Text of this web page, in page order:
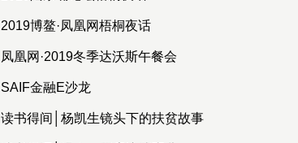
2019博鳌·凤凰网梧桐夜话
凤凰网·2019冬季达沃斯午餐会
SAIF金融E沙龙
读书得间│杨凯生镜头下的扶贫故事